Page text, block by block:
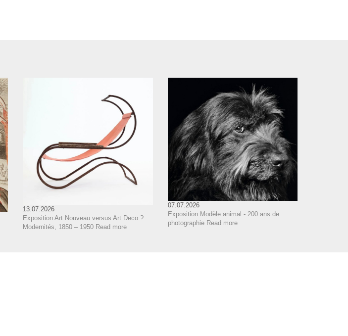
13.07.2026
Exposition Art Nouveau versus Art Deco ?
Modernités, 1850 – 1950 Read more
07.07.2026
Exposition Modèle animal - 200 ans de
photographie Read more